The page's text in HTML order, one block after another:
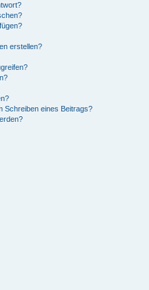
erstellen?
Schreiben eines Beitrags?